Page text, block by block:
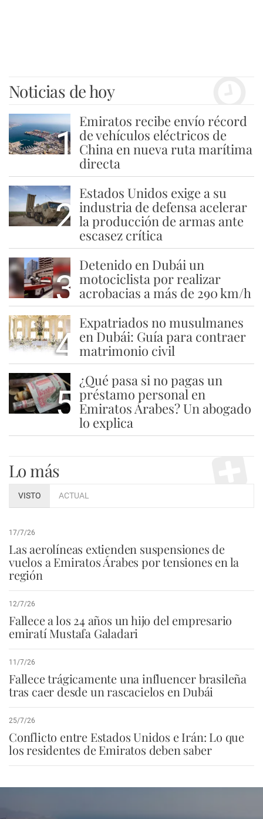
Noticias de hoy
1
Emiratos recibe envío récord
de vehículos eléctricos de
China en nueva ruta marítima
directa
2
Estados Unidos exige a su
industria de defensa acelerar
la producción de armas ante
escasez crítica
3
Detenido en Dubái un
motociclista por realizar
acrobacias a más de 290 km/h
4
Expatriados no musulmanes
en Dubái: Guía para contraer
matrimonio civil
5
¿Qué pasa si no pagas un
préstamo personal en
Emiratos Árabes? Un abogado
lo explica
Lo más
VISTO ACTUAL
17/7/26
Las aerolíneas extienden suspensiones de
vuelos a Emiratos Árabes por tensiones en la
región
12/7/26
Fallece a los 24 años un hijo del empresario
emiratí Mustafa Galadari
11/7/26
Fallece trágicamente una influencer brasileña
tras caer desde un rascacielos en Dubái
25/7/26
Conflicto entre Estados Unidos e Irán: Lo que
los residentes de Emiratos deben saber